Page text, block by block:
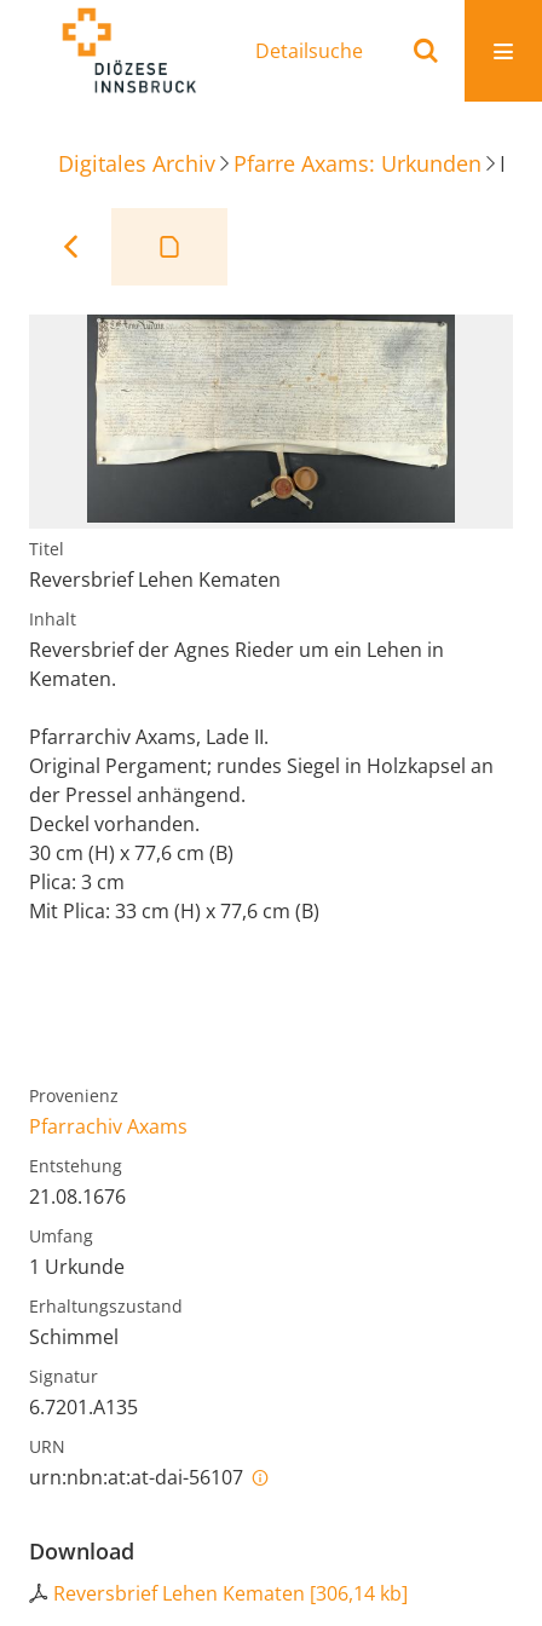
Detailsuche
Digitales Archiv Pfarre Axams: Urkunden
Titel
Reversbrief Lehen Kematen
Inhalt
Reversbrief der Agnes Rieder um ein Lehen in
Kematen.
Pfarrarchiv Axams, Lade II.
Original Pergament; rundes Siegel in Holzkapsel an
der Pressel anhängend.
Deckel vorhanden.
30 cm (H) x 77,6 cm (B)
Plica: 3 cm
Mit Plica: 33 cm (H) x 77,6 cm (B)
Provenienz
Pfarrachiv Axams
Entstehung
21.08.1676
Umfang
1 Urkunde
Erhaltungszustand
Schimmel
Signatur
6.7201.A135
URN
urn:nbn:at:at-dai-56107
Download
Reversbrief Lehen Kematen [306,14 kb]